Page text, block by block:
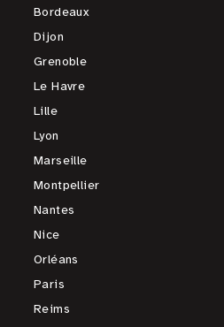
Bordeaux
Dijon
Grenoble
Le Havre
Lille
Lyon
Marseille
Montpellier
Nantes
Nice
Orléans
Paris
Reims